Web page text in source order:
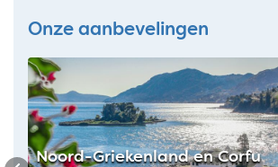
Onze aanbevelingen
Noord-Griekenland en Corfu